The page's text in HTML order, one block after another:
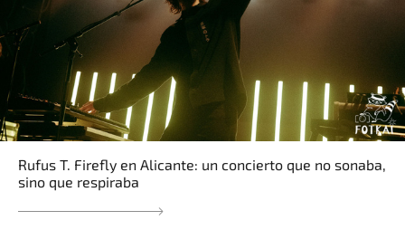
Rufus T. Firefly en Alicante: un concierto que no sonaba,
sino que respiraba